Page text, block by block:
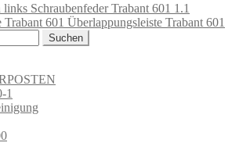
Schraubenfeder Trabant 601 1.1
Überlappungsleiste Trabant 601
Suchen
1